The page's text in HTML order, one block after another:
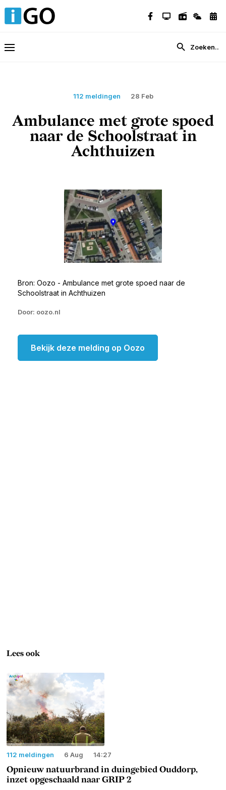
112 meldingen 28 Feb
Ambulance met grote spoed
naar de Schoolstraat in
Achthuizen
Bron: Oozo - Ambulance met grote spoed naar de
Schoolstraat in Achthuizen
Door: oozo.nl
Bekijk deze melding op Oozo
Lees ook
112 meldingen 6 Aug 14:27
Opnieuw natuurbrand in duingebied Ouddorp,
inzet opgeschaald naar GRIP 2